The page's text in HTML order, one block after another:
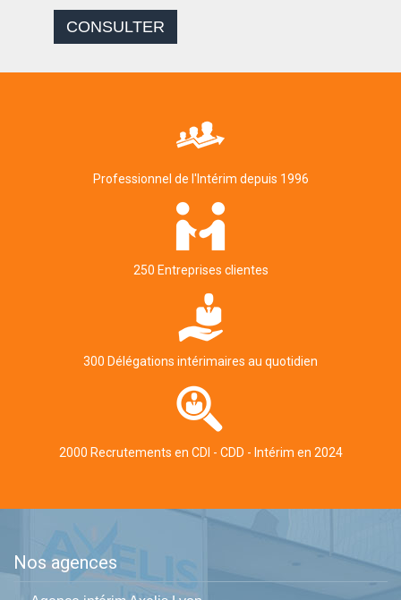
CONSULTER
Professionnel de l'Intérim depuis 1996
250 Entreprises clientes
300 Délégations intérimaires au quotidien
2000 Recrutements en CDI - CDD - Intérim en 2024
Nos agences